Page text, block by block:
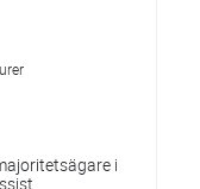
i